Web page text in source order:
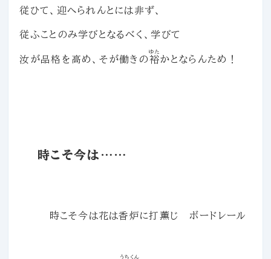
従ひて、迎へられんとには非ず、
従ふことのみ学びとなるべく、学びて
汝が品格を高め、そが働きの裕
ゆた
かとならんため！
時こそ今は……
時こそ今は花は香炉に打薫じ ボードレール
うちくん